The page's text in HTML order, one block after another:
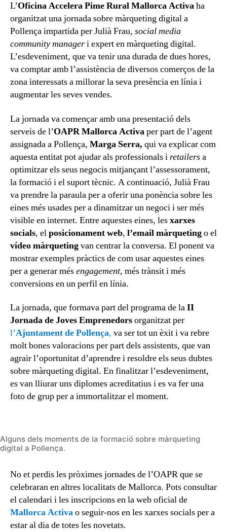
L’Oficina Accelera Pime Rural Mallorca Activaha
organitzat una jornada sobre màrqueting digital a
Pollença impartida per Julià Frau, social media
community manageri expert en màrqueting digital.
L’esdeveniment, que va tenir una durada de dues hores,
va comptar amb l’assistència de diversos comerços de la
zona interessats a millorar la seva presència en línia i
augmentar les seves vendes.
La jornada va començar amb una presentació dels
serveis de l’OAPR Mallorca Activaper part de l’agent
assignada a Pollença, Marga Serra, qui va explicar com
aquesta entitat pot ajudar als professionals iretailersa
optimitzar els seus negocis mitjançant l’assessorament,
la formació i el suport tècnic. A continuació, Julià Frau
va prendre la paraula per a oferir una ponència sobre les
eines més usades per a dinamitzar un negoci i ser més
visible en internet. Entre aquestes eines, lesxarxes
socials, elposicionament web, l’email màrquetingo el
vídeo màrquetingvan centrar la conversa. El ponent va
mostrar exemples pràctics de com usar aquestes eines
per a generar mésengagement, més trànsit i més
conversions en un perfil en línia.
La jornada, que formava part del programa de laII
Jornada de Joves Emprenedorsorganitzat per
l’Ajuntament de Pollença, va ser tot un èxit i va rebre
molt bones valoracions per part dels assistents, que van
agrair l’oportunitat d’aprendre i resoldre els seus dubtes
sobre màrqueting digital. En finalitzar l’esdeveniment,
es van lliurar uns diplomes acreditatius i es va fer una
foto de grup per a immortalitzar el moment.
Alguns dels moments de la formació sobre màrqueting
digital a Pollença.
No et perdis les pròximes jornades de l’OAPR que se
celebraran en altres localitats de Mallorca. Pots consultar
el calendari i les inscripcions en la web oficial de
Mallorca Activao seguir-nos en les xarxes socials per a
estar al dia de totes les novetats.